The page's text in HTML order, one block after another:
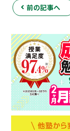
前の記事へ